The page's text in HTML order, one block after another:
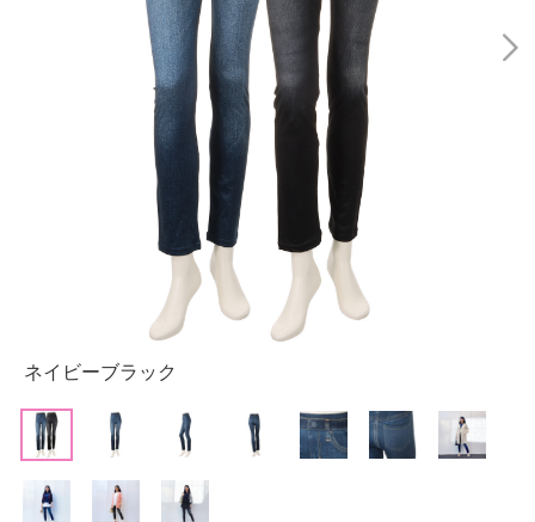
ネイビーブラック